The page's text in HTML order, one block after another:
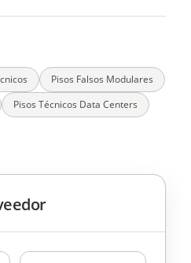
Pisos Falsos Modulares
Pisos Técnicos Data Centers